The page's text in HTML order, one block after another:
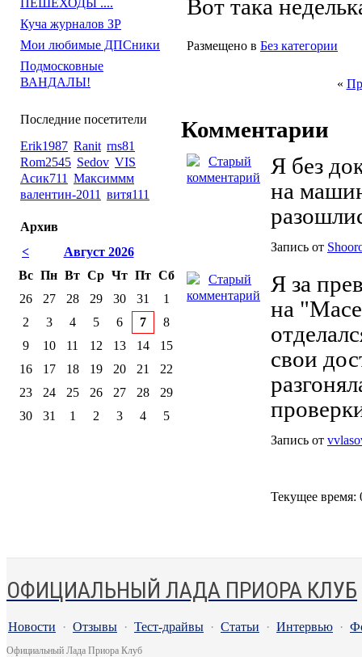
Вот така
Размещено в Без категории
«
Комментарии
Я без
на
Запись от
Я за
на
свои
Запись от
ПЕШЕХОДЫ ....
Куча журналов ЗР
Мои любимые ДПСники
Подмосковные
ВАНДАЛЫ!
Последние посетители
Erik1987 Ranit rns81
Rom2545 Sedov VIS
Асик711 Максиммм
валентин-2011 витя111
Архив
<
Август 2026
Вс Пн Вт Ср Чт Пт Сб
26
27 28 29 30 31
1
2
3 4 5 6 7
8
9
10 11 12 13 14
15
16
17 18 19 20 21
22
23
24 25 26 27 28
29
30
31 1 2 3 4 5
Текущее время:
ОФИЦИАЛЬНЫЙ ЛАДА ПРИОРА КЛУБ
Новости · Отзывы · Тест-драйвы · Статьи · Интервью ·
Официальный Лада Приора Клуб